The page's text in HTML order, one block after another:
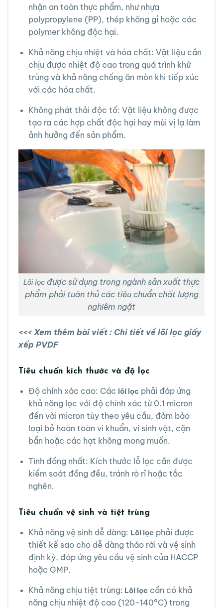
nhận an toàn thực phẩm, như nhựa
polypropylene (PP), thép không gỉ hoặc các
polymer không độc hại.
Khả năng chịu nhiệt và hóa chất: Vật liệu cần
chịu được nhiệt độ cao trong quá trình khử
trùng và khả năng chống ăn mòn khi tiếp xúc
với các hóa chất.
Không phát thải độc tố: Vật liệu không được
tạo ra các hợp chất độc hại hay mùi vị lạ làm
ảnh hưởng đến sản phẩm.
Lõi lọc được sử dụng trong ngành sản xuất thực
phẩm phải tuân thủ các tiêu chuẩn chất lượng
nghiêm ngặt
<<< Xem thêm bài viết : Chi tiết về lõi lọc giấy
xếp PVDF
Tiêu chuẩn kích thước và độ lọc
Độ chính xác cao: Các lõi lọc phải đáp ứng
khả năng lọc với độ chính xác từ 0.1 micron
đến vài micron tùy theo yêu cầu, đảm bảo
loại bỏ hoàn toàn vi khuẩn, vi sinh vật, cặn
bẩn hoặc các hạt không mong muốn.
Tính đồng nhất: Kích thước lỗ lọc cần được
kiểm soát đồng đều, tránh rò rỉ hoặc tắc
nghẽn.
Tiêu chuẩn vệ sinh và tiệt trùng
Khả năng vệ sinh dễ dàng: Lõi lọc phải được
thiết kế sao cho dễ dàng tháo rời và vệ sinh
định kỳ, đáp ứng yêu cầu vệ sinh của HACCP
hoặc GMP.
Khả năng chịu tiệt trùng: Lõi lọc cần có khả
năng chịu nhiệt độ cao (120-140°C) trong